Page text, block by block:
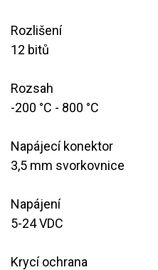
Rozlišení
12 bitů
Rozsah
​​-200 °C - 800 °C
Napájecí konektor
3,5 mm svorkovnice
Napájení
​5-24 VDC
Krycí ochrana